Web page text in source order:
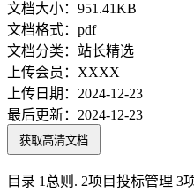
文档大小： 951.41KB
文档格式： pdf
文档分类： 站长精选
上传会员： XXXX
上传日期： 2024-12-23
最后更新： 2024-12-23
获取高清文档
目录 1总则. 2项目投标管理 3